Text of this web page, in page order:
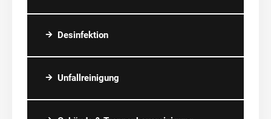
Desinfektion
Unfallreinigung